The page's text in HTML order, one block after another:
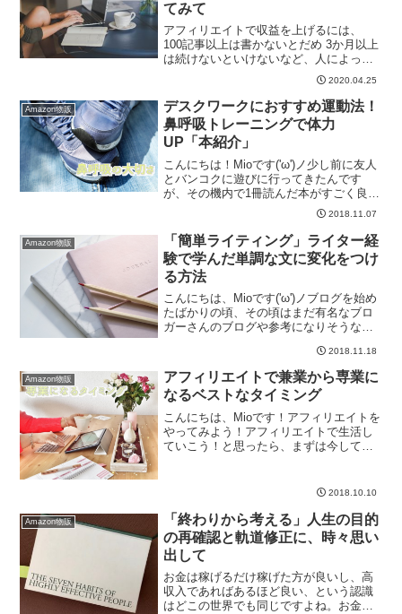
てみて
アフィリエイトで収益を上げるには、
100記事以上は書かないとだめ 3か月以上
は続けないといけないなど、人によって
いろんな指標があります。具体的な指標
で、特に目安にしたいのがアナリティク
スの「直帰率」と「滞在時間」です。直
帰率は低ければ低い...
2020.04.25
Amazon物販
デスクワークにおすすめ運動法！
鼻呼吸トレーニングで体力
UP「本紹介」
こんにちは！Mioです('ω')ノ少し前に友人
とバンコクに遊びに行ってきたんです
が、その機内で1冊読んだ本がすごく良か
ったのでご紹介したいと思います💡それ
が、鼻呼吸のトレーニングを取り入れる
というちょっと変わった本なんですが集
中力アップに良...
2018.11.07
Amazon物販
「簡単ライティング」ライター経
験で学んだ単調な文に変化をつけ
る方法
こんにちは、Mioです('ω')ノブログを始め
たばかりの頃、その頃はまだ有名なブロ
ガーさんのブログや参考になりそうなサ
き続ける日々でした( ..)φ1000文字くらい
の短い文を書くのにもめちゃくちゃ時...
2018.11.18
Amazon物販
アフィリエイトで兼業から専業に
なるベストなタイミング
こんにちは、Mioです！アフィリエイトを
やってみよう！アフィリエイトで生活し
ていこう！と思ったら、まずは今してい
います。その後、段々軌道に乗ってきた
2018.10.10
Amazon物販
「終わりから考える」人生の目的
の再確認と軌道修正に、時々思い
出して
お金は稼げるだけ稼げた方が良いし、高
収入であればあるほど良い、という認識
はどこの世界でも同じですよね。お金は